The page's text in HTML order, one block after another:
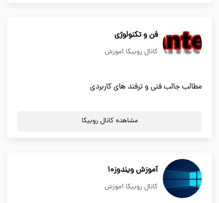
فن و تکنولوژی
کانال روبیکا آموزش
مطالب جالب فنی و ترفند های کاربردی
مشاهده کانال روبیکا
آموزش ویندوز10
کانال روبیکا آموزش